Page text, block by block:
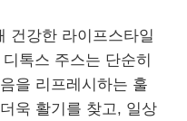
건강한 라이프스타일
톡스 주스는 단순히
을 리프레시하는 훌
욱 활기를 찾고, 일상